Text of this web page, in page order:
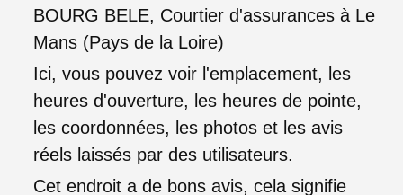
BOURG BELE, Courtier d'assurances à Le
Mans (Pays de la Loire)
Ici, vous pouvez voir l'emplacement, les
heures d'ouverture, les heures de pointe,
les coordonnées, les photos et les avis
réels laissés par des utilisateurs.
Cet endroit a de bons avis, cela signifie